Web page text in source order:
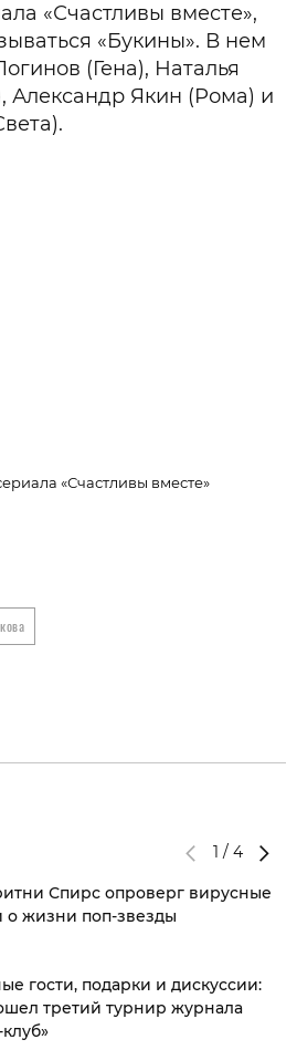
«Счастливы вместе»,
«Букины». В нем
(Гена), Наталья
Александр Якин (Рома) и
«Счастливы вместе»
1 / 4
Спирс опроверг вирусные
о жизни поп-звезды
гости, подарки и дискуссии:
третий турнир журнала